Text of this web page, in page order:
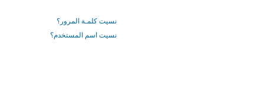
نسيت كلمـة المرور؟
نسيت اسم المستخدم؟